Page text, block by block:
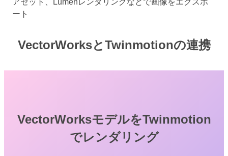
アセット、Lumenレンダリングなどで画像をエクスポ
ート
VectorWorksとTwinmotionの連携
VectorWorksモデルをTwinmotion
でレンダリング